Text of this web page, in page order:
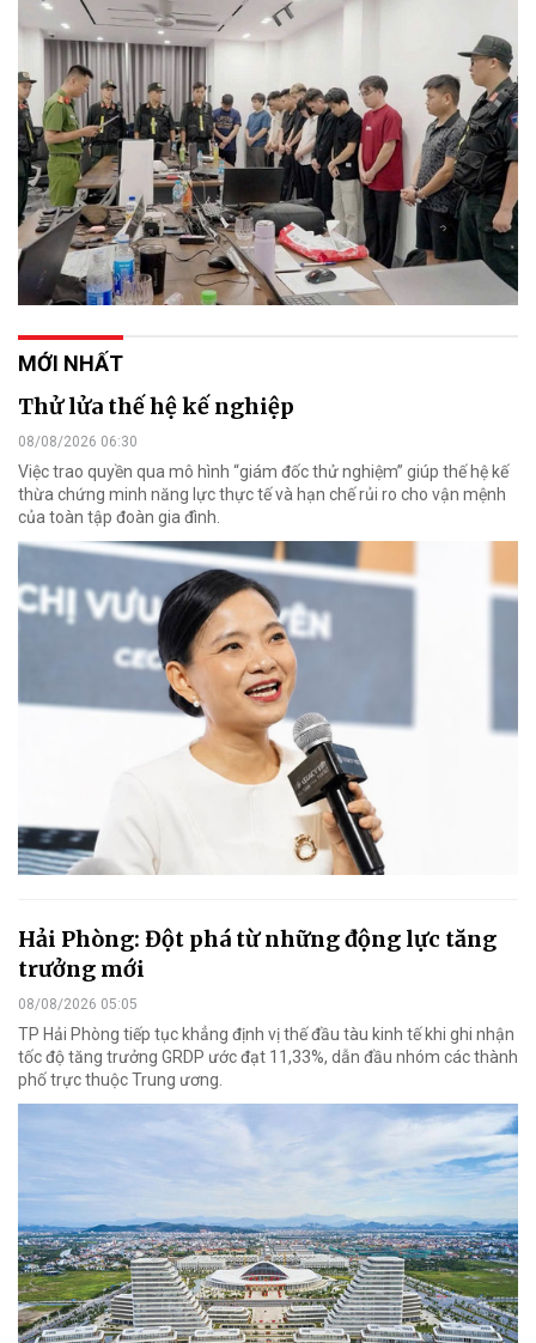
MỚI NHẤT
Thử lửa thế hệ kế nghiệp
08/08/2026 06:30
Việc trao quyền qua mô hình “giám đốc thử nghiệm” giúp thế hệ kế
thừa chứng minh năng lực thực tế và hạn chế rủi ro cho vận mệnh
của toàn tập đoàn gia đình.
Hải Phòng: Đột phá từ những động lực tăng
trưởng mới
08/08/2026 05:05
TP Hải Phòng tiếp tục khẳng định vị thế đầu tàu kinh tế khi ghi nhận
tốc độ tăng trưởng GRDP ước đạt 11,33%, dẫn đầu nhóm các thành
phố trực thuộc Trung ương.